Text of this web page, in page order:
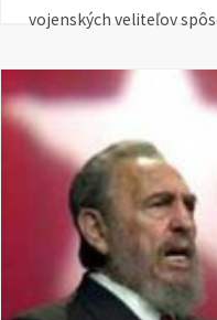
vojenských veliteľov